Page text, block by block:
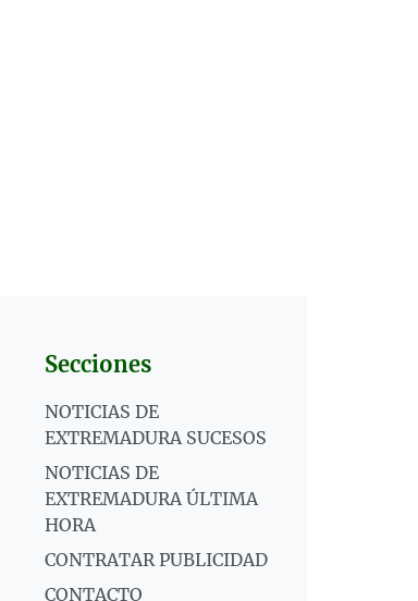
Secciones
NOTICIAS DE
EXTREMADURA SUCESOS
NOTICIAS DE
EXTREMADURA ÚLTIMA
HORA
CONTRATAR PUBLICIDAD
CONTACTO